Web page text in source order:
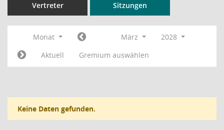
Vertreter Sitzungen
Monat März
2028
Aktuell
Gremium auswählen
Keine Daten gefunden.